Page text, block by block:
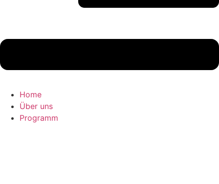
Home
Über uns
Programm